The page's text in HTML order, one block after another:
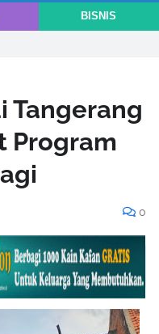
BISNIS
Tangerang
Program
0